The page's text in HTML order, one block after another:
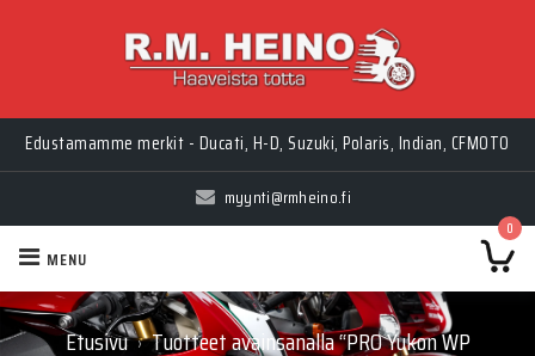
Edustamamme merkit - Ducati, H-D, Suzuki, Polaris, Indian, CFMOTO
myynti@rmheino.fi
0
MENU
Etusivu › Tuotteet avainsanalla “PRO Yukon WP